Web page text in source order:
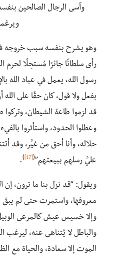
وآسى الرجال الصالحين
وهو يشرح بنفسه سبب خروجه
رأى سلطانًا جائرًا مُستحِلًا لحرم
رسول الله، يعمل في عباد الله
بفعل ولا قول، كان حقًا على الله
قد لزموا طاعة الشيطان، وتركوا
وعطلوا الحدود، واستأثروا
حلاله، وأنا أحق من غيَّر، وقد
عليَّ رسلهم ببيعتهم”(
[17]
)
.
ويقول: “قد نزل بنا ما ترون، إن
معروفها، واستمرت حتى لم يبقَ
وإلا خسيس عيش كالمرعى
والباطل لا يُتناهى عنه، ليرغب
الموت إلا سعادة، والحياة مع